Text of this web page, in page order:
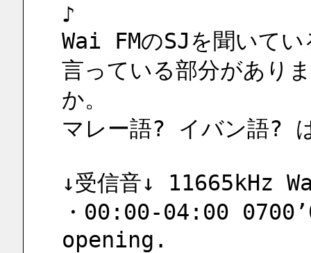
♪
Wai FMのSJを聞いて
言っている部分があり
か。
マレー語? イバン語?
↓受信音↓ 11665kHz
・00:00-04:00
opening.